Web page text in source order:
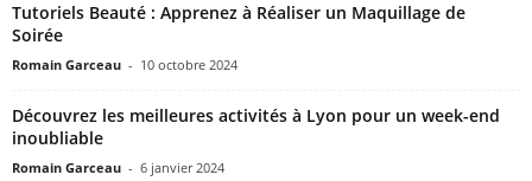
Tutoriels Beauté : Apprenez à Réaliser un Maquillage de
Soirée
Romain Garceau - 10 octobre 2024
Découvrez les meilleures activités à Lyon pour un week-end
inoubliable
Romain Garceau - 6 janvier 2024